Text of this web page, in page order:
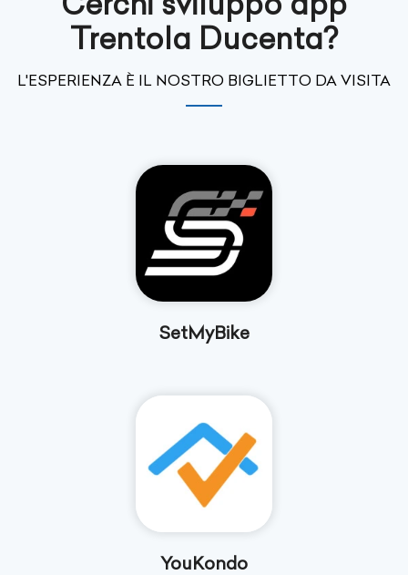
Trentola Ducenta?
L'ESPERIENZA È IL NOSTRO BIGLIETTO DA VISITA
SetMyBike
YouKondo